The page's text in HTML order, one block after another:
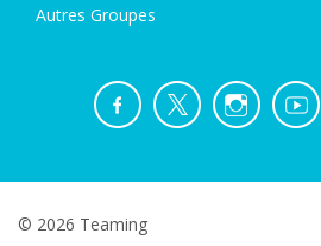
Autres Groupes
© 2026 Teaming